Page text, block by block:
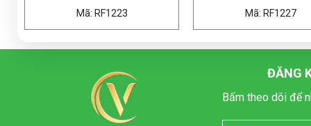
Mã: RF1227 Mã:
ĐĂNG
Bấm theo dõi để